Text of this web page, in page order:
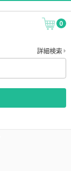
0
詳細検索